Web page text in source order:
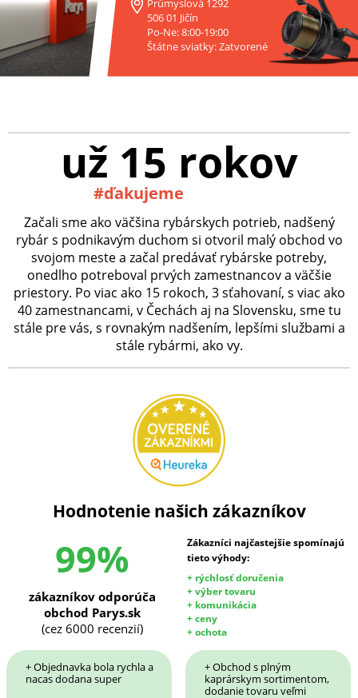
506 01 Jičín
Po-Ne: 8:00-19:00
Štátne sviatky: Zatvorené
už 15 rokov
#ďakujeme
Začali sme ako väčšina rybárskych potrieb, nadšený
rybár s podnikavým duchom si otvoril malý obchod vo
svojom meste a začal predávať rybárske potreby,
onedlho potreboval prvých zamestnancov a väčšie
priestory. Po viac ako 15 rokoch, 3 sťahovaní, s viac ako
40 zamestnancami, v Čechách aj na Slovensku, sme tu
stále pre vás, s rovnakým nadšením, lepšími službami a
stále rybármi, ako vy.
Hodnotenie našich zákazníkov
99%
Zákazníci najčastejšie spomínajú
tieto výhody:
+ rýchlosť doručenia
+ výber tovaru
+ komunikácia
+ ceny
+ ochota
zákazníkov odporúča
obchod Parys.sk
(cez 6000 recenzií)
+ Objednavka bola rychla a
nacas dodana super
+ Obchod s plným
kaprárskym sortimentom,
dodanie tovaru veľmi